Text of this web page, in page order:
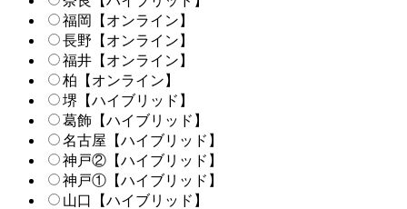
福岡【オンライン】
長野【オンライン】
福井【オンライン】
柏【オンライン】
堺【ハイブリッド】
葛飾【ハイブリッド】
名古屋【ハイブリッド】
神戸②【ハイブリッド】
神戸①【ハイブリッド】
山口【ハイブリッド】